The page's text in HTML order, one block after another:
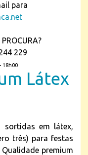
para
229
18h00
Látex
sortidas em látex,
três) para festas
premium